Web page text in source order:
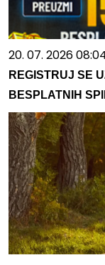
20. 07. 2026
REGISTRUJ SE
BESPLATNIH